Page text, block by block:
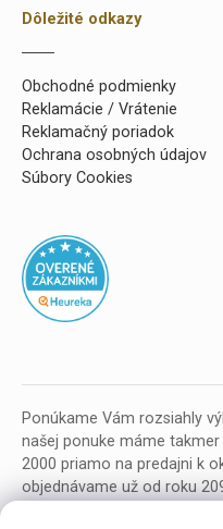
Dôležité odkazy
Obchodné podmienky
Reklamácie / Vrátenie
Reklamačný poriadok
Ochrana osobných údajov
Súbory Cookies
Ponúkame Vám rozsiahly
našej ponuke máme
2000 priamo na predajni k
objednávame už od roku